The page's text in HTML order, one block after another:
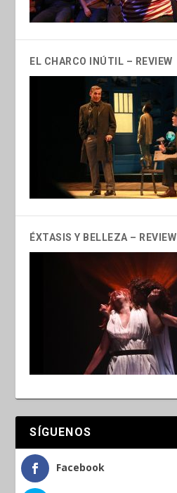
EL CHARCO INÚTIL – REVIEW
ÉXTASIS Y BELLEZA – REVIEW
SÍGUENOS
Facebook